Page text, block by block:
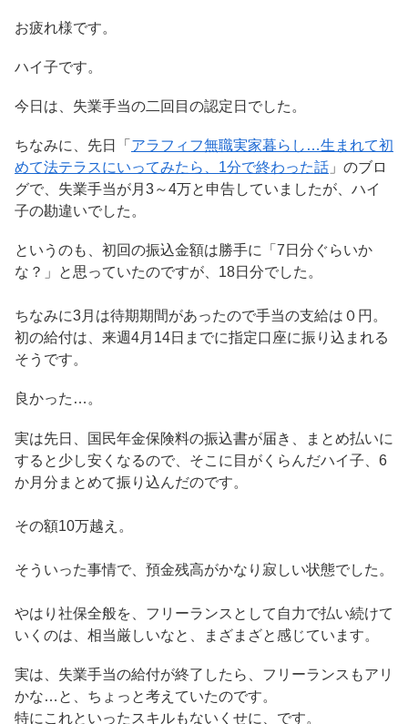
お疲れ様です。
ハイ子です。
今日は、失業手当の二回目の認定日でした。
ちなみに、先日「 アラフィフ無職実家暮らし…生まれて初
めて法テラスにいってみたら、1分で終わった話 」のブロ
グで、失業手当が月3～4万と申告していましたが、ハイ
子の勘違いでした。
というのも、初回の振込金額は勝手に「7日分ぐらいか
な？」と思っていたのですが、18日分でした。
ちなみに3月は待期期間があったので手当の支給は０円。
初の給付は、来週4月14日までに指定口座に振り込まれる
そうです。
良かった…。
実は先日、国民年金保険料の振込書が届き、まとめ払いに
すると少し安くなるので、そこに目がくらんだハイ子、6
か月分まとめて振り込んだのです。
その額10万越え。
そういった事情で、預金残高がかなり寂しい状態でした。
やはり社保全般を、フリーランスとして自力で払い続けて
いくのは、相当厳しいなと、まざまざと感じています。
実は、失業手当の給付が終了したら、フリーランスもアリ
かな…と、ちょっと考えていたのです。
特にこれといったスキルもないくせに、です。